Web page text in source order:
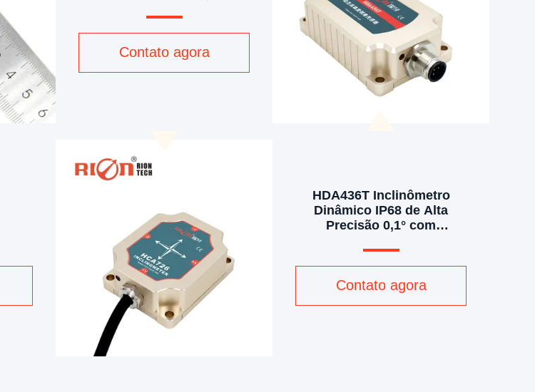
represa
Contato agora
HDA436T Inclinômetro
Dinâmico IP68 de Alta
Precisão 0,1° com
de 4GB para Medição de
Atitude
Contato agora